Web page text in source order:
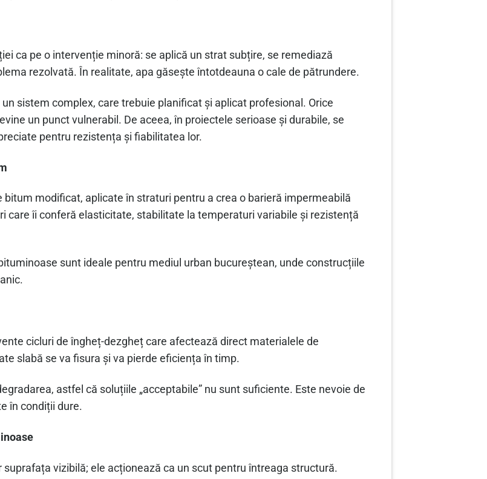
ca pe o intervenție minoră: se aplică un strat subțire, se remediază
rezolvată. În realitate, apa găsește întotdeauna o cale de pătrundere.
sistem complex, care trebuie planificat și aplicat profesional. Orice
un punct vulnerabil. De aceea, în proiectele serioase și durabile, se
pentru rezistența și fiabilitatea lor.
modificat, aplicate în straturi pentru a crea o barieră impermeabilă
care îi conferă elasticitate, stabilitate la temperaturi variabile și rezistență
sunt ideale pentru mediul urban bucureștean, unde construcțiile
cicluri de îngheț-dezgheț care afectează direct materialele de
slabă se va fisura și va pierde eficiența în timp.
astfel că soluțiile „acceptabile” nu sunt suficiente. Este nevoie de
în condiții dure.
vizibilă; ele acționează ca un scut pentru întreaga structură.